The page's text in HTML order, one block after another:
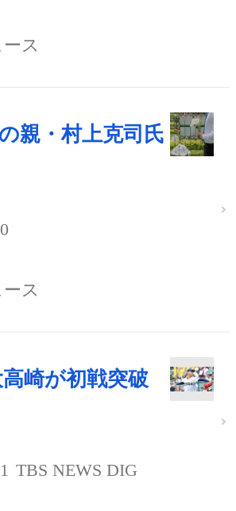
ス
親・村上克司氏
ス
崎が初戦突破
TBS NEWS DIG